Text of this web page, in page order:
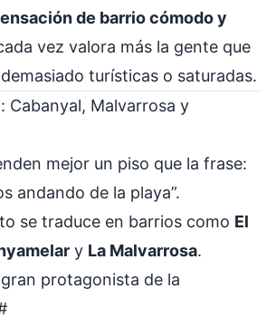
de barrio cómodo y
vez valora más la gente que
turísticas o saturadas.
Cabanyal, Malvarrosa y
mejor un piso que la frase:
andando de la playa”.
se traduce en barrios como El
y La Malvarrosa.
protagonista de la